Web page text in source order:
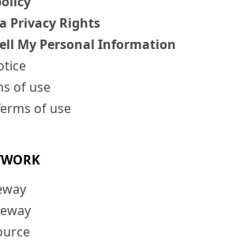
Privacy Rights
My Personal Information
of use
of use